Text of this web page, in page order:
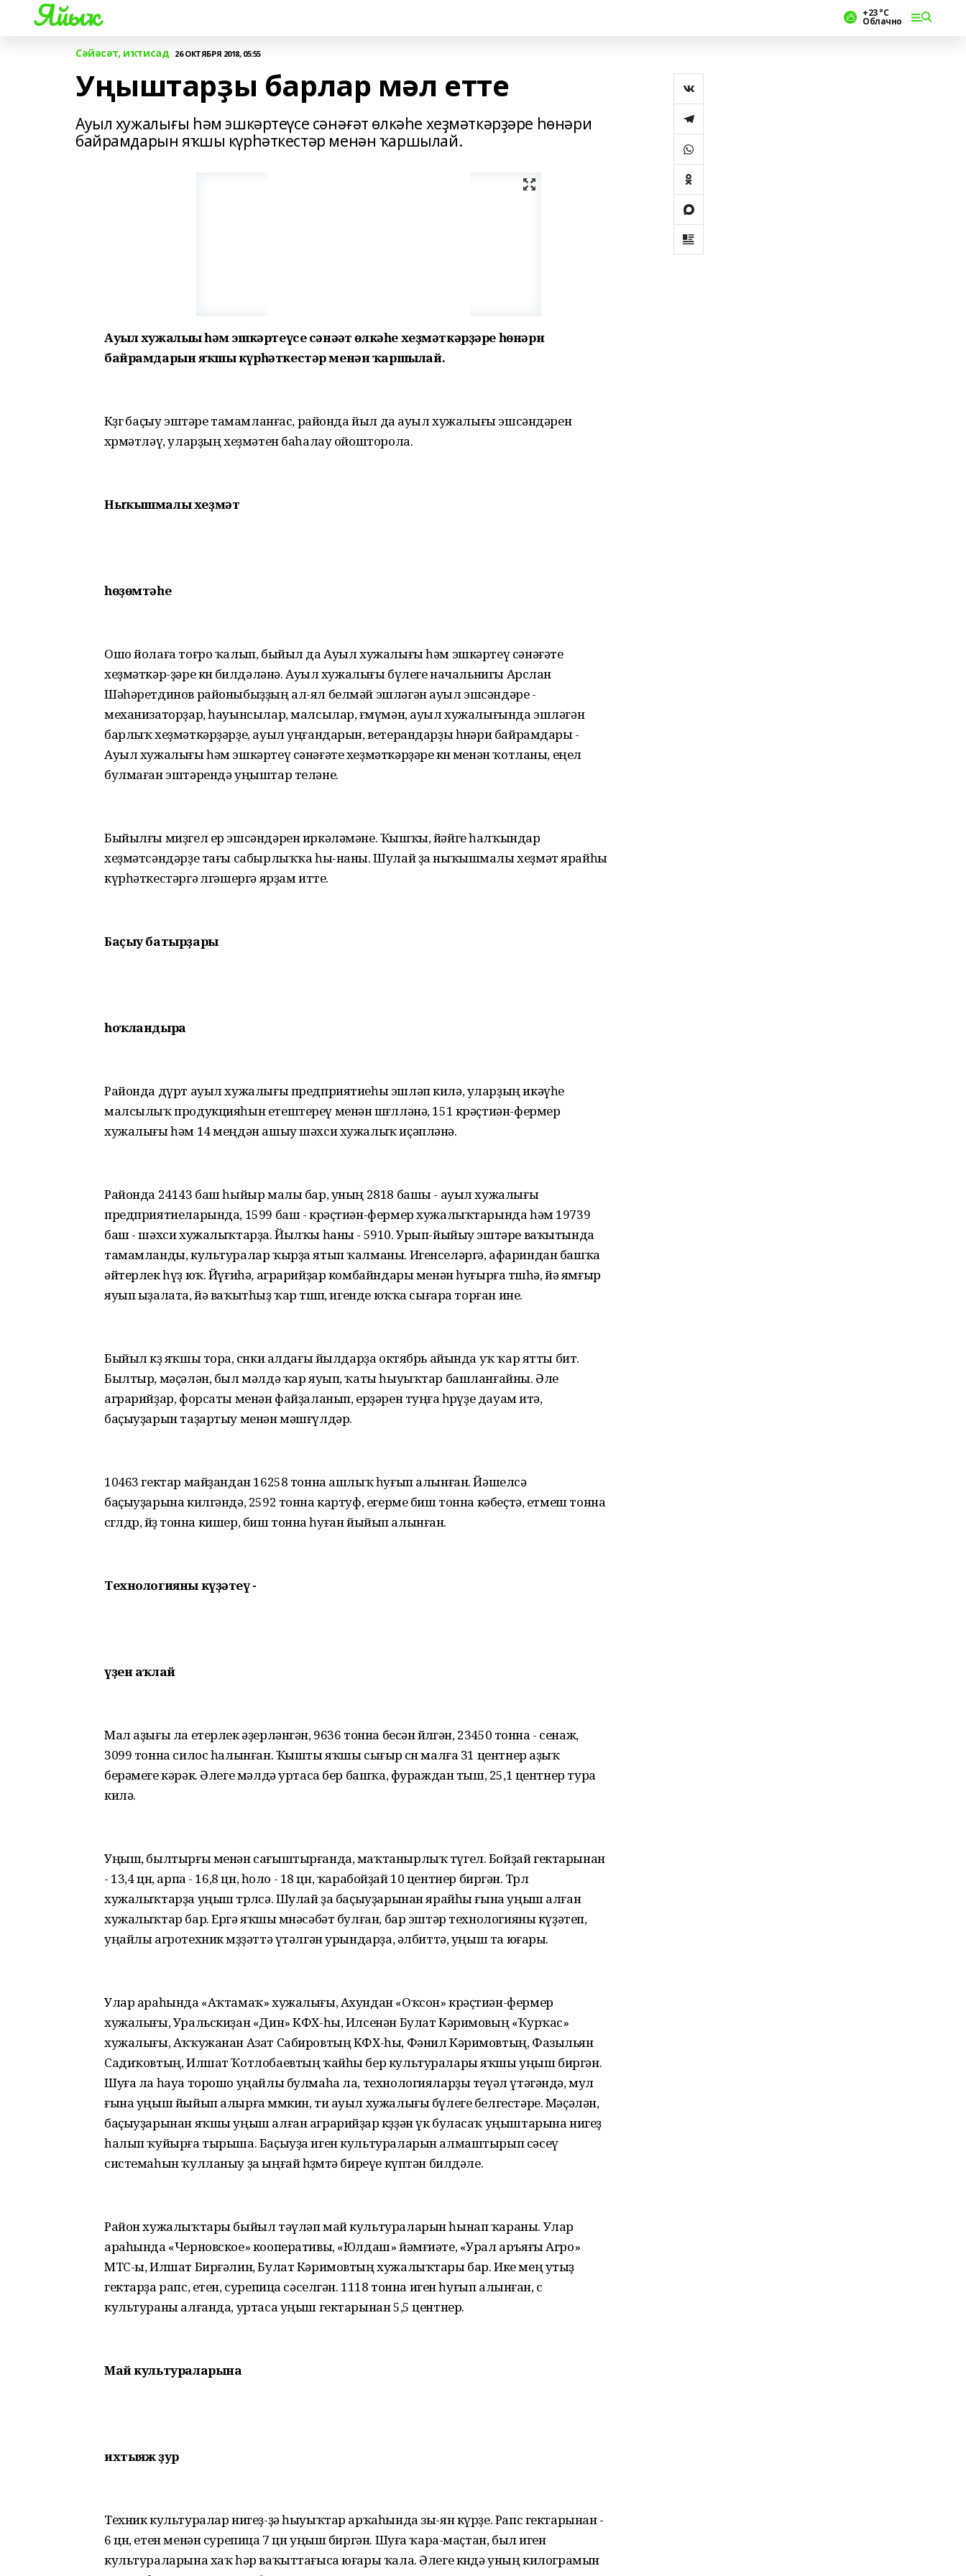
Яйыҡ +23 °С
Облачно
Сәйәсәт, иҡтисад 26 ОКТЯБРЯ 2018, 05:55
Уңыштарҙы барлар мәл етте
Ауыл хужалығы һәм эшкәртеүсе сәнәғәт өлкәһе хеҙмәткәрҙәре һөнәри
байрамдарын яҡшы күрһәткестәр менән ҡаршылай.
Ауыл хужалығы һәм эшкәртеүсе сәнәғәт өлкәһе хеҙмәткәрҙәре һөнәри
байрамдарын яҡшы күрһәткестәр менән ҡаршылай.
Көҙгө баҫыу эштәре тамамланғас, районда йыл да ауыл хужалығы эшсәндәрен
хөрмәтләү, уларҙың хеҙмәтен баһалау ойошторола.
Ныҡышмалы хеҙмәт
һөҙөмтәһе
Ошо йолаға тоғро ҡалып, быйыл да Ауыл хужалығы һәм эшкәртеү сәнәғәте
хеҙмәткәр-ҙәре көнө билдәләнә. Ауыл хужалығы бүлеге начальнигы Арслан
Шәһәретдинов районыбыҙҙың ал-ял белмәй эшләгән ауыл эшсәндәре -
механизаторҙар, һауынсылар, малсылар, ғөмүмән, ауыл хужалығында эшләгән
барлыҡ хеҙмәткәрҙәрҙе, ауыл уңғандарын, ветерандарҙы һөнәри байрамдары -
Ауыл хужалығы һәм эшкәртеү сәнәғәте хеҙмәткәрҙәре көнө менән ҡотланы, еңел
булмаған эштәрендә уңыштар теләне.
Быйылғы миҙгел ер эшсәндәрен иркәләмәне. Ҡышҡы, йәйге һалҡындар
хеҙмәтсәндәрҙе тағы сабырлыҡҡа һы-наны. Шулай ҙа ныҡышмалы хеҙмәт ярайһы
күрһәткестәргә өлгәшергә ярҙам итте.
Баҫыу батырҙары
һоҡландыра
Районда дүрт ауыл хужалығы предприятиеһы эшләп килә, уларҙың икәүһе
малсылыҡ продукцияһын етештереү менән шөғөлләнә, 151 крәҫтиән-фермер
хужалығы һәм 14 меңдән ашыу шәхси хужалыҡ иҫәпләнә.
Районда 24143 баш һыйыр малы бар, уның 2818 башы - ауыл хужалығы
предприятиеларында, 1599 баш - крәҫтиән-фермер хужалыҡтарында һәм 19739
баш - шәхси хужалыҡтарҙа. Йылҡы һаны - 5910. Урып-йыйыу эштәре ваҡытында
тамамланды, культуралар ҡырҙа ятып ҡалманы. Игенселәргә, афариндан башҡа
әйтерлек һүҙ юҡ. Йүғиһә, аграрийҙар комбайндары менән һуғырға төшһә, йә ямғыр
яуып ыҙалата, йә ваҡытһыҙ ҡар төшөп, игенде юҡҡа сығара торған ине.
Быйыл көҙ яҡшы тора, сөнки алдағы йылдарҙа октябрь айында уҡ ҡар ятты бит.
Былтыр, мәҫәлән, был мәлдә ҡар яуып, ҡаты һыуыҡтар башланғайны. Әле
аграрийҙар, форсаты менән файҙаланып, ерҙәрен туңға һөрөүҙе дауам итә,
баҫыуҙарын таҙартыу менән мәшғүлдәр.
10463 гектар майҙандан 16258 тонна ашлыҡ һуғып алынған. Йәшелсә
баҫыуҙарына килгәндә, 2592 тонна картуф, егерме биш тонна кәбеҫтә, етмеш тонна
сөгөлдөр, йөҙ тонна кишер, биш тонна һуған йыйып алынған.
Технологияны күҙәтеү -
үҙен аҡлай
Мал аҙығы ла етерлек әҙерләнгән, 9636 тонна бесән өйөлгән, 23450 тонна - сенаж,
3099 тонна силос һалынған. Ҡышты яҡшы сығыр өсөн малға 31 центнер аҙыҡ
берәмеге кәрәк. Әлеге мәлдә уртаса бер башҡа, фураждан тыш, 25,1 центнер тура
килә.
Уңыш, былтырғы менән сағыштырғанда, маҡтанырлыҡ түгел. Бойҙай гектарынан
- 13,4 цн, арпа - 16,8 цн, һоло - 18 цн, ҡарабойҙай 10 центнер биргән. Төрлө
хужалыҡтарҙа уңыш төрлөсә. Шулай ҙа баҫыуҙарынан ярайһы ғына уңыш алған
хужалыҡтар бар. Ергә яҡшы мөнәсәбәт булған, бар эштәр технологияны күҙәтеп,
уңайлы агротехник мөҙҙәттә үтәлгән урындарҙа, әлбиттә, уңыш та юғары.
Улар араһында «Аҡтамаҡ» хужалығы, Ахундан «Оҡсон» крәҫтиән-фермер
хужалығы, Уральскиҙан «Дин» КФХ-һы, Илсенән Булат Кәримовың «Ҡурҡас»
хужалығы, Аҡҡужанан Азат Сабировтың КФХ-һы, Фәнил Кәримовтың, Фазыльян
Садиҡовтың, Илшат Ҡотлобаевтың ҡайһы бер культуралары яҡшы уңыш биргән.
Шуға ла һауа торошо уңайлы булмаһа ла, технологияларҙы теүәл үтәгәндә, мул
ғына уңыш йыйып алырға мөмкин, ти ауыл хужалығы бүлеге белгестәре. Мәҫәлән,
баҫыуҙарынан яҡшы уңыш алған аграрийҙар көҙҙән үк буласаҡ уңыштарына нигеҙ
һалып ҡуйырға тырыша. Баҫыуҙа иген культураларын алмаштырып сәсеү
системаһын ҡулланыу ҙа ыңғай һөҙөмтә биреүе күптән билдәле.
Район хужалыҡтары быйыл тәүләп май культураларын һынап ҡараны. Улар
араһында «Черновское» кооперативы, «Юлдаш» йәмғиәте, «Урал аръяғы Агро»
МТС-ы, Илшат Бирғәлин, Булат Кәримовтың хужалыҡтары бар. Ике мең утыҙ
гектарҙа рапс, етен, сурепица сәселгән. 1118 тонна иген һуғып алынған, өс
культураны алғанда, уртаса уңыш гектарынан 5,5 центнер.
Май культураларына
ихтыяж ҙур
Техник культуралар нигеҙ-ҙә һыуыҡтар арҡаһында зы-ян күрҙе. Рапс гектарынан -
6 цн, етен менән сурепица 7 цн уңыш биргән. Шуға ҡара-маҫтан, был иген
культураларына хаҡ һәр ваҡыттағыса юғары ҡала. Әлеге көндә уның килограмын